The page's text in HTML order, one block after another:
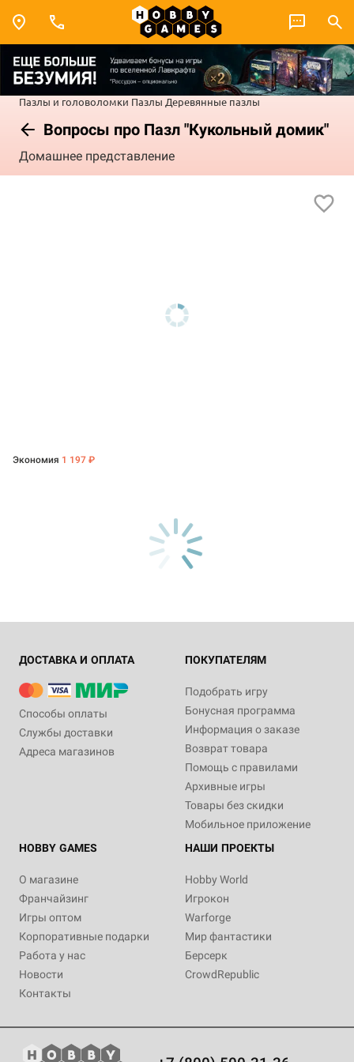
Пазлы и головоломки Пазлы Деревянные пазлы
Вопросы про Пазл "Кукольный домик"
Домашнее представление
Экономия 1 197 ₽
ДОСТАВКА И ОПЛАТА
Способы оплаты
Службы доставки
Адреса магазинов
ПОКУПАТЕЛЯМ
Подобрать игру
Бонусная программа
Информация о заказе
Возврат товара
Помощь с правилами
Архивные игры
Товары без скидки
Мобильное приложение
HOBBY GAMES
О магазине
Франчайзинг
Игры оптом
Корпоративные подарки
Работа у нас
Новости
Контакты
НАШИ ПРОЕКТЫ
Hobby World
Игрокон
Warforge
Мир фантастики
Берсерк
CrowdRepublic